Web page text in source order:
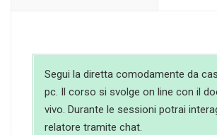
Segui la diretta comodamente da
pc. Il corso si svolge on line con il
vivo. Durante le sessioni potrai
relatore tramite chat.